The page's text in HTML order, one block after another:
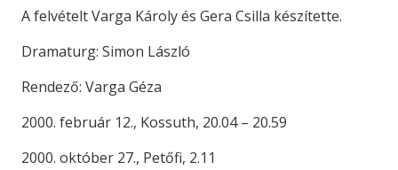
A felvételt Varga Károly és Gera Csilla készítette.
Dramaturg: Simon László
Rendező: Varga Géza
2000. február 12., Kossuth, 20.04 – 20.59
2000. október 27., Petőfi, 2.11